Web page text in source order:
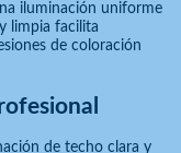
iluminación uniforme
limpia facilita
de coloración
de techo clara y